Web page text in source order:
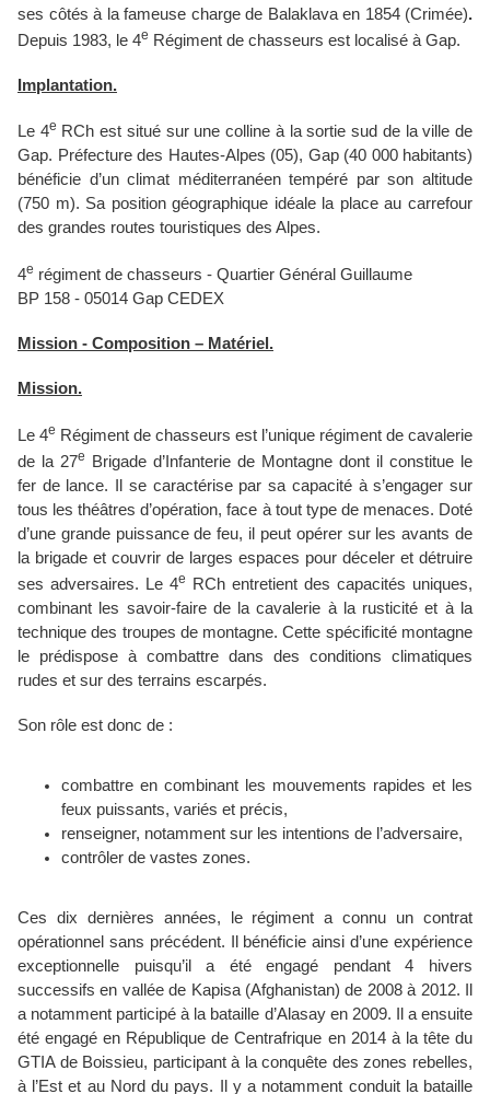
ses côtés à la fameuse charge de Balaklava en 1854 (Crimée).
Depuis 1983, le 4e Régiment de chasseurs est localisé à Gap.
Implantation.
Le 4e RCh est situé sur une colline à la sortie sud de la ville de
Gap. Préfecture des Hautes-Alpes (05), Gap (40 000 habitants)
bénéficie d’un climat méditerranéen tempéré par son altitude
(750 m). Sa position géographique idéale la place au carrefour
des grandes routes touristiques des Alpes.
4e régiment de chasseurs - Quartier Général Guillaume
BP 158 - 05014 Gap CEDEX
Mission - Composition – Matériel.
Mission.
Le 4e Régiment de chasseurs est l’unique régiment de cavalerie
de la 27e
Brigade d’Infanterie de Montagne dont il constitue le
fer de lance. Il se caractérise par sa capacité à s’engager sur
tous les théâtres d’opération, face à tout type de menaces. Doté
d’une grande puissance de feu, il peut opérer sur les avants de
la brigade et couvrir de larges espaces pour déceler et détruire
ses adversaires. Le 4e
RCh entretient des capacités uniques,
combinant les savoir-faire de la cavalerie à la rusticité et à la
technique des troupes de montagne. Cette spécificité montagne
le prédispose à combattre dans des conditions climatiques
rudes et sur des terrains escarpés.
Son rôle est donc de :
combattre en combinant les mouvements rapides et les
feux puissants, variés et précis,
renseigner, notamment sur les intentions de l’adversaire,
contrôler de vastes zones.
Ces dix dernières années, le régiment a connu un contrat
opérationnel sans précédent. Il bénéficie ainsi d’une expérience
exceptionnelle puisqu’il a été engagé pendant 4 hivers
successifs en vallée de Kapisa (Afghanistan) de 2008 à 2012. Il
a notamment participé à la bataille d’Alasay en 2009. Il a ensuite
été engagé en République de Centrafrique en 2014 à la tête du
GTIA de Boissieu, participant à la conquête des zones rebelles,
à l’Est et au Nord du pays. Il y a notamment conduit la bataille